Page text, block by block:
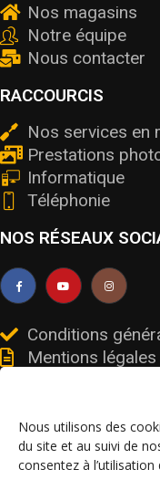
Nous utilisons des
du site et au suivi de
consentez à
Nos magasins
Notre équipe
Nous contacter
RACCOURCIS
Nos services en
Prestations
Informatique
Téléphonie
NOS RÉSEAUX
Conditions
Mentions légales